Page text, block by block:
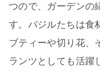
つので、ガーデンの
す。バジルたちは食
ブティーや切り花、
ランツとしても活躍